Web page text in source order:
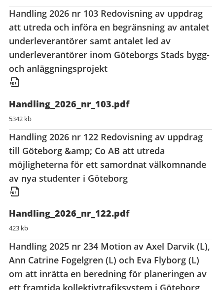
Handling 2026 nr 103 Redovisning av uppdrag
att utreda och införa en begränsning av antalet
underleverantörer samt antalet led av
underleverantörer inom Göteborgs Stads bygg-
och anläggningsprojekt
Handling_2026_nr_103.pdf
5342 kb
Handling 2026 nr 122 Redovisning av uppdrag
till Göteborg &amp; Co AB att utreda
möjligheterna för ett samordnat välkomnande
av nya studenter i Göteborg
Handling_2026_nr_122.pdf
423 kb
Handling 2025 nr 234 Motion av Axel Darvik (L),
Ann Catrine Fogelgren (L) och Eva Flyborg (L)
om att inrätta en beredning för planeringen av